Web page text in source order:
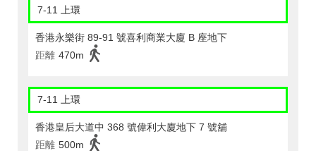
7-11 上環
香港永樂街 89-91 號喜利商業大廈 B 座地下
距離 470m
7-11 上環
香港皇后大道中 368 號偉利大廈地下 7 號舖
距離 500m